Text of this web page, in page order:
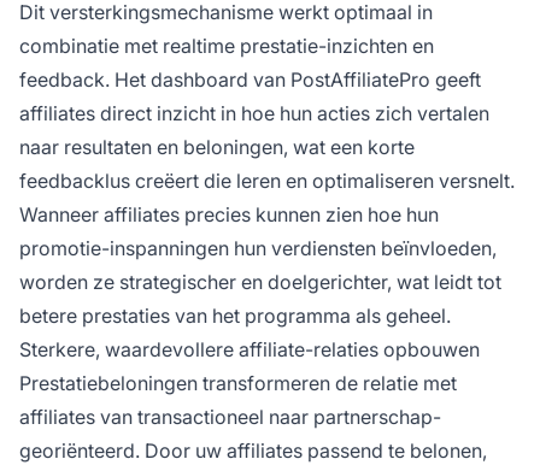
Dit versterkingsmechanisme werkt optimaal in
combinatie met realtime prestatie-inzichten en
feedback. Het dashboard van PostAffiliatePro geeft
affiliates direct inzicht in hoe hun acties zich vertalen
naar resultaten en beloningen, wat een korte
feedbacklus creëert die leren en optimaliseren versnelt.
Wanneer affiliates precies kunnen zien hoe hun
promotie-inspanningen hun verdiensten beïnvloeden,
worden ze strategischer en doelgerichter, wat leidt tot
betere prestaties van het programma als geheel.
Sterkere, waardevollere affiliate-relaties opbouwen
Prestatiebeloningen transformeren de relatie met
affiliates van transactioneel naar partnerschap-
georiënteerd. Door uw affiliates passend te belonen,